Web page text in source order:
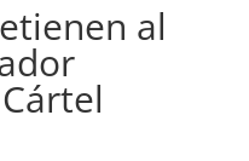
al